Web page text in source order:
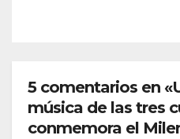
5 comentarios en
música de las tres
conmemora el